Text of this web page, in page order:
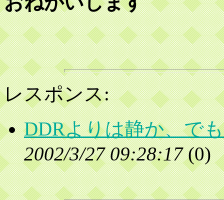
レスポンス:
DDRよりは静か、で
2002/3/27 09:28:17(0)